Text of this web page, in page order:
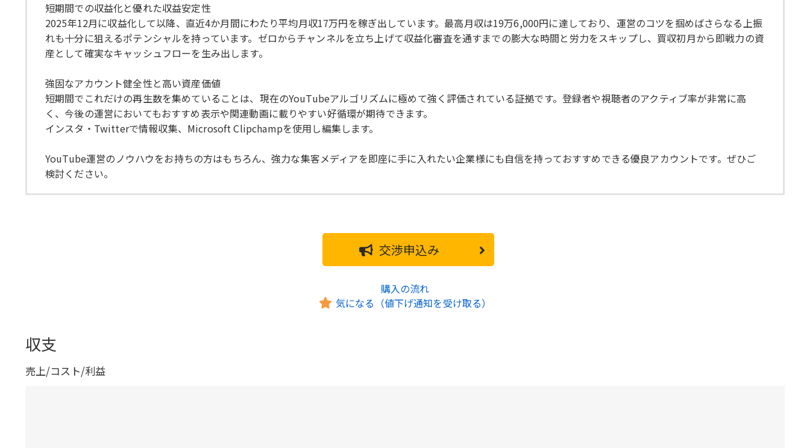
短期間での収益化と優れた収益安定性
2025年12月に収益化して以降、直近4か月間にわたり平均月収17万円を稼ぎ出しています。最高月収は19万6,000円に達しており、運営のコツを掴めばさらなる上振
れも十分に狙えるポテンシャルを持っています。ゼロからチャンネルを立ち上げて収益化審査を通すまでの膨大な時間と労力をスキップし、買収初月から即戦力の資
産として確実なキャッシュフローを生み出します。
強固なアカウント健全性と高い資産価値
短期間でこれだけの再生数を集めていることは、現在のYouTubeアルゴリズムに極めて強く評価されている証拠です。登録者や視聴者のアクティブ率が非常に高
く、今後の運営においてもおすすめ表示や関連動画に載りやすい好循環が期待できます。
インスタ・Twitterで情報収集、Microsoft Clipchampを使用し編集します。
YouTube運営のノウハウをお持ちの方はもちろん、強力な集客メディアを即座に手に入れたい企業様にも自信を持っておすすめできる優良アカウントです。ぜひご
検討ください。
交渉申込み
購入の流れ
気になる（値下げ通知を受け取る）
収支
売上/コスト/利益